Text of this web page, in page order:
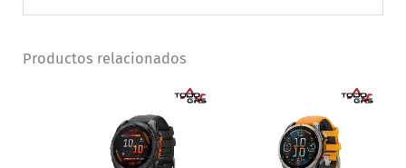
Productos relacionados